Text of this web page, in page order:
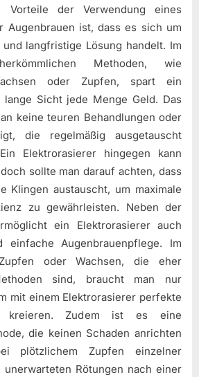
Vorteile der Verwendung eines
Augenbrauen ist, dass es sich um
langfristige Lösung handelt. Im
Methoden, wie
oder Zupfen, spart ein
lange Sicht jede Menge Geld. Das
keine teuren Behandlungen oder
die regelmäßig ausgetauscht
Elektrorasierer hingegen kann
sollte man darauf achten, dass
Klingen austauscht, um maximale
zu gewährleisten. Neben der
ein Elektrorasierer auch
Augenbrauenpflege. Im
oder Wachsen, die eher
sind, braucht man nur
mit einem Elektrorasierer perfekte
kreieren. Zudem ist es eine
die keinen Schaden anrichten
plötzlichem Zupfen einzelner
Rötungen nach einer